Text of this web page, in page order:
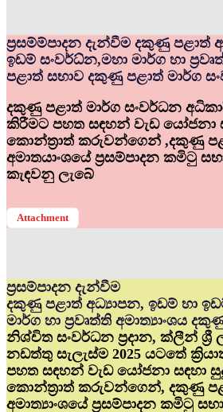
ප්‍රසම්ම්පාදන දැන්වීම දකුණු පළාත්
ඉඩම් සංවර්ධ්‍න,මහා මාර්ග හා
පළාත් සභාව දකුණු පළාත් මාර්ග
දකුණු පළාත් මාර්ග සංවර්ධන
කිරීමට පහත සඳහන් වැඩ යෝජනා
කොන්ත්‍රාත් කරුවන්ගෙන් ,දකුණු
අමාතයාංශයේ ප්‍රසම්පාදන කමිටු
කැඳවනු ලැබේ
Attachment
ප්‍රසම්පාදන දැන්වීම
දකුණු පළාත් අධ්‍යාපන, ඉඩම් හා
මාර්ග හා ප්‍රවෘත්ති අමාත්‍යාංශය
නිශ්චිත සංවර්ධන ප්‍රදාන, ක්ලීන් ශ්‍රී
නඩත්තු සැලැස්ම 2025 යටතේ
පහත සඳහන් වැඩ යෝජනා සඳහා
කොන්ත්‍රාත් කරුවන්ගෙන්, දකුණු
අමාත්‍යාංශයේ ප්‍රසම්පාදන කමිටු